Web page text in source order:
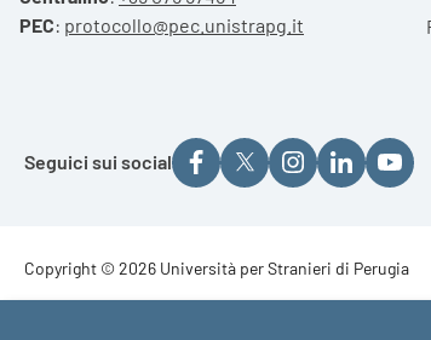
PEC: protocollo@pec.unistrapg.it
Seguici sui social
Footer - Copyright
Copyright © 2026 Università per Stranieri di Perugia